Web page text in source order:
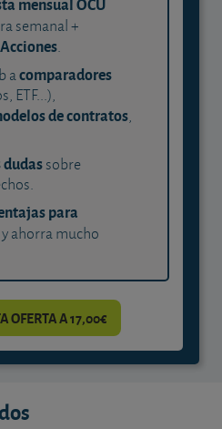
semanal +
.
acomparadores
ETF...),
de contratos,
dudassobre
para
y ahorra mucho
OFERTA A 17,00€